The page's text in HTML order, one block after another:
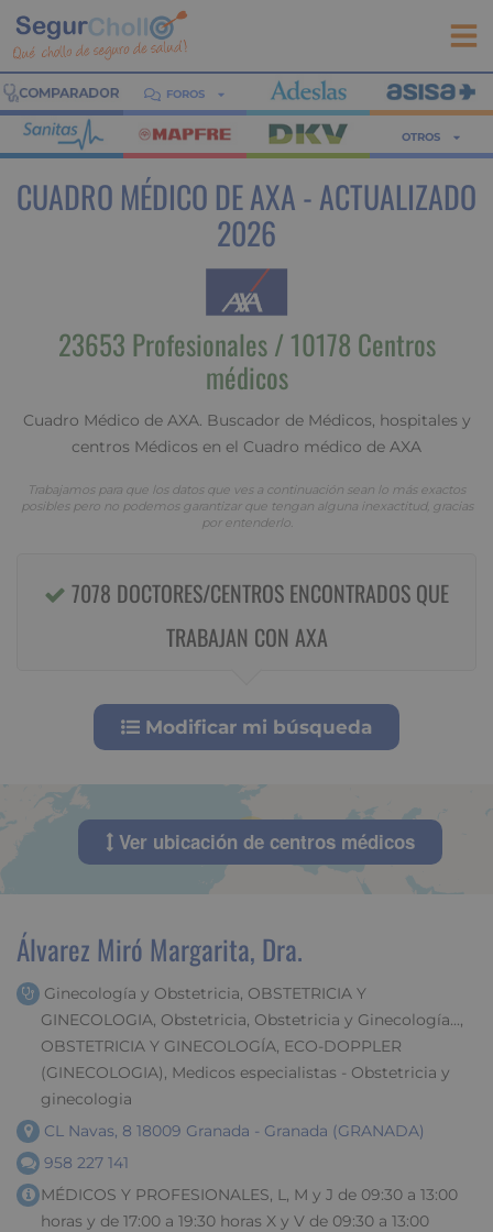
FOROS
OTROS
CUADRO MÉDICO DE AXA - ACTUALIZADO
2026
23653 Profesionales / 10178 Centros
médicos
Cuadro Médico de AXA. Buscador de Médicos, hospitales y
centros Médicos en el Cuadro médico de AXA
Trabajamos para que los datos que ves a continuación sean lo más exactos
posibles pero no podemos garantizar que tengan alguna inexactitud, gracias
por entenderlo.
7078 DOCTORES/CENTROS ENCONTRADOS QUE
TRABAJAN CON AXA
Modificar mi búsqueda
Ver ubicación de centros médicos
50
Álvarez Miró Margarita, Dra.
Ginecología y Obstetricia, OBSTETRICIA Y
GINECOLOGIA, Obstetricia, Obstetricia y Ginecología...,
OBSTETRICIA Y GINECOLOGÍA, ECO-DOPPLER
(GINECOLOGIA), Medicos especialistas - Obstetricia y
ginecologia
CL Navas, 8 18009 Granada - Granada (GRANADA)
958 227 141
MÉDICOS Y PROFESIONALES, L, M y J de 09:30 a 13:00
horas y de 17:00 a 19:30 horas X y V de 09:30 a 13:00